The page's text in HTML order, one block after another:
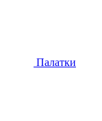
Палатки